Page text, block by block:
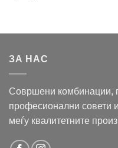
ЗА НАС
Совршени комбинации,
професионални совети
меѓу квалитетните